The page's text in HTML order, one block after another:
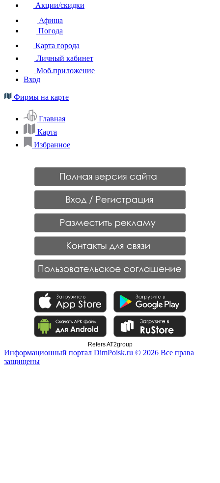
Акции/скидки
Афиша
Погода
Карта города
Личный кабинет
Моб.приложение
Вход
Фирмы на карте
Главная
Карта
Избранное
Refers AT2group
Информационный портал DimPoisk.ru © 2026 Все права
защищены